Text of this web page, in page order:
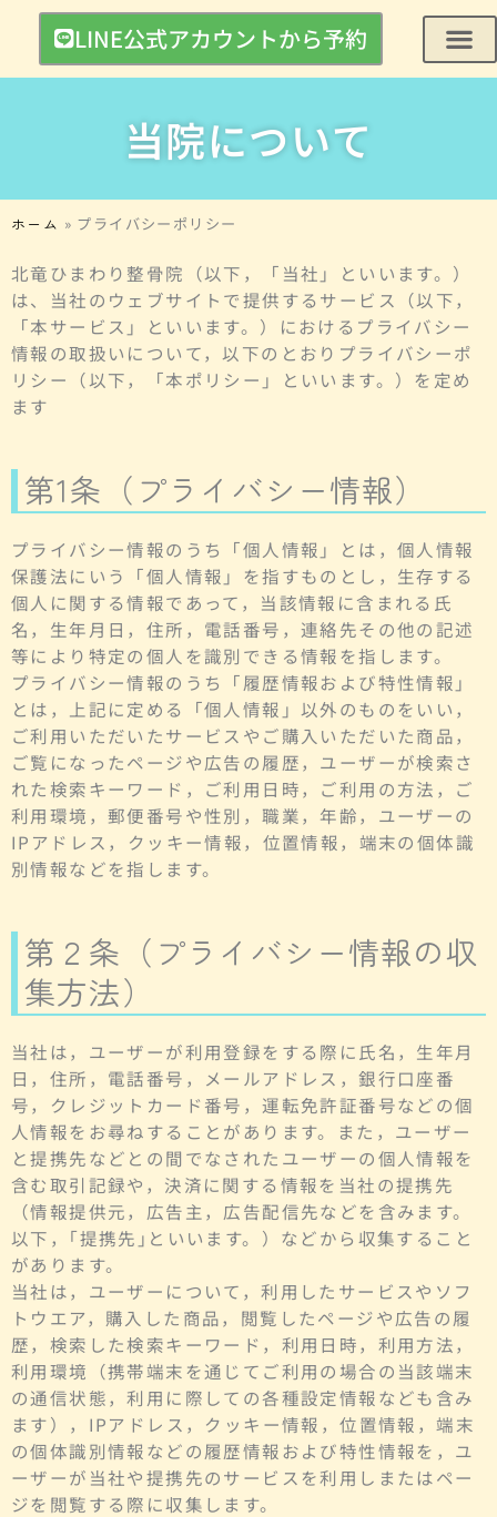
LINE公式アカウントから予約
当院について
ホーム » プライバシーポリシー
北竜ひまわり整骨院（以下，「当社」といいます。）
は、当社のウェブサイトで提供するサービス（以下，
「本サービス」といいます。）におけるプライバシー
情報の取扱いについて，以下のとおりプライバシーポ
リシー（以下，「本ポリシー」といいます。）を定め
ます
第1条（プライバシー情報）
プライバシー情報のうち「個人情報」とは，個人情報
保護法にいう「個人情報」を指すものとし，生存する
個人に関する情報であって，当該情報に含まれる氏
名，生年月日，住所，電話番号，連絡先その他の記述
等により特定の個人を識別できる情報を指します。
プライバシー情報のうち「履歴情報および特性情報」
とは，上記に定める「個人情報」以外のものをいい，
ご利用いただいたサービスやご購入いただいた商品，
ご覧になったページや広告の履歴，ユーザーが検索さ
れた検索キーワード，ご利用日時，ご利用の方法，ご
利用環境，郵便番号や性別，職業，年齢，ユーザーの
IPアドレス，クッキー情報，位置情報，端末の個体識
別情報などを指します。
第２条（プライバシー情報の収
集方法）
当社は，ユーザーが利用登録をする際に氏名，生年月
日，住所，電話番号，メールアドレス，銀行口座番
号，クレジットカード番号，運転免許証番号などの個
人情報をお尋ねすることがあります。また，ユーザー
と提携先などとの間でなされたユーザーの個人情報を
含む取引記録や，決済に関する情報を当社の提携先
（情報提供元，広告主，広告配信先などを含みます。
以下，｢提携先｣といいます。）などから収集すること
があります。
当社は，ユーザーについて，利用したサービスやソフ
トウエア，購入した商品，閲覧したページや広告の履
歴，検索した検索キーワード，利用日時，利用方法，
利用環境（携帯端末を通じてご利用の場合の当該端末
の通信状態，利用に際しての各種設定情報なども含み
ます），IPアドレス，クッキー情報，位置情報，端末
の個体識別情報などの履歴情報および特性情報を，ユ
ーザーが当社や提携先のサービスを利用しまたはペー
ジを閲覧する際に収集します。